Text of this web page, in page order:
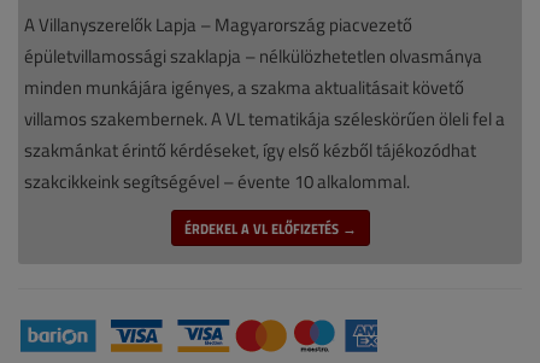
A Villanyszerelők Lapja – Magyarország piacvezető
épületvillamossági szaklapja – nélkülözhetetlen olvasmánya
minden munkájára igényes, a szakma aktualitásait követő
villamos szakembernek. A VL tematikája széleskörűen öleli fel a
szakmánkat érintő kérdéseket, így első kézből tájékozódhat
szakcikkeink segítségével – évente 10 alkalommal.
ÉRDEKEL A VL ELŐFIZETÉS →